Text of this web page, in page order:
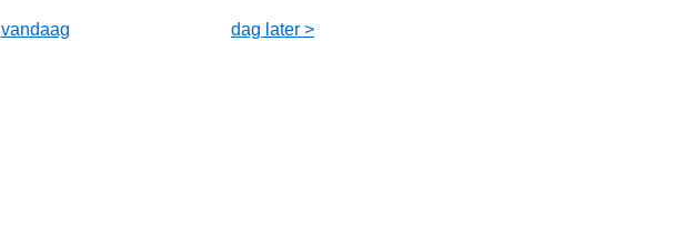
dag later >
vandaag